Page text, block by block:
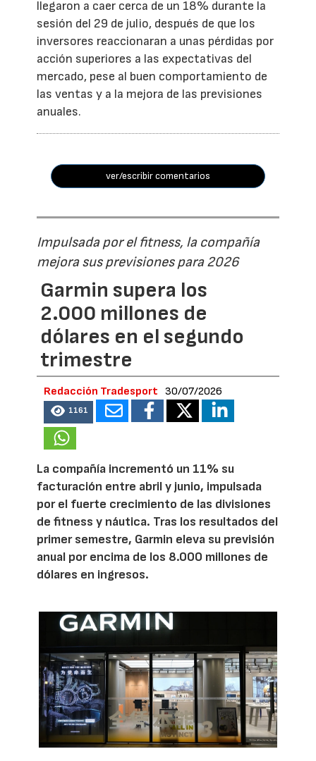
llegaron a caer cerca de un 18% durante la
sesión del 29 de julio, después de que los
inversores reaccionaran a unas pérdidas por
acción superiores a las expectativas del
mercado, pese al buen comportamiento de
las ventas y a la mejora de las previsiones
anuales.
ver/escribir comentarios
Impulsada por el fitness, la compañía
mejora sus previsiones para 2026
Garmin supera los
2.000 millones de
dólares en el segundo
trimestre
Redacción Tradesport 30/07/2026
1161
La compañía incrementó un 11% su
facturación entre abril y junio, impulsada
por el fuerte crecimiento de las divisiones
de fitness y náutica. Tras los resultados del
primer semestre, Garmin eleva su previsión
anual por encima de los 8.000 millones de
dólares en ingresos.